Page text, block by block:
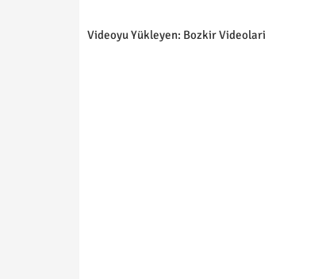
Videoyu Yükleyen: Bozkir Videolari